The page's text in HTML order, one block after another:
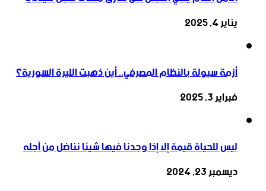
يناير 4, 2025
أزمة سيولة بالنظام المصرفي.. أين ذهبت الليرة السورية؟
فبراير 3, 2025
ليس للحياة قيمة إلا إذا وجدنا فيها شيئا نناضل من أجله
ديسمبر 23, 2024